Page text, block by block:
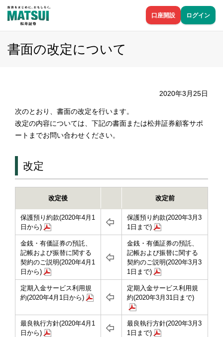
口座開設 ログイン
書面の改定について
2020年3月25日
次のとおり、書面の改定を行います。
改定の内容については、下記の書面または松井証券顧客サポ
ートまでお問い合わせください。
改定
改定後 改定前
保護預り約款(2020年4月1
日から)
保護預り約款(2020年3月3
1日まで)
金銭・有価証券の預託、
記帳および振替に関する
契約のご説明(2020年4月1
日から)
金銭・有価証券の預託、
記帳および振替に関する
契約のご説明(2020年3月3
1日まで)
定期入金サービス利用規
約(2020年4月1日から)
定期入金サービス利用規
約(2020年3月31日まで)
最良執行方針(2020年4月1
日から)
最良執行方針(2020年3月3
1日まで)